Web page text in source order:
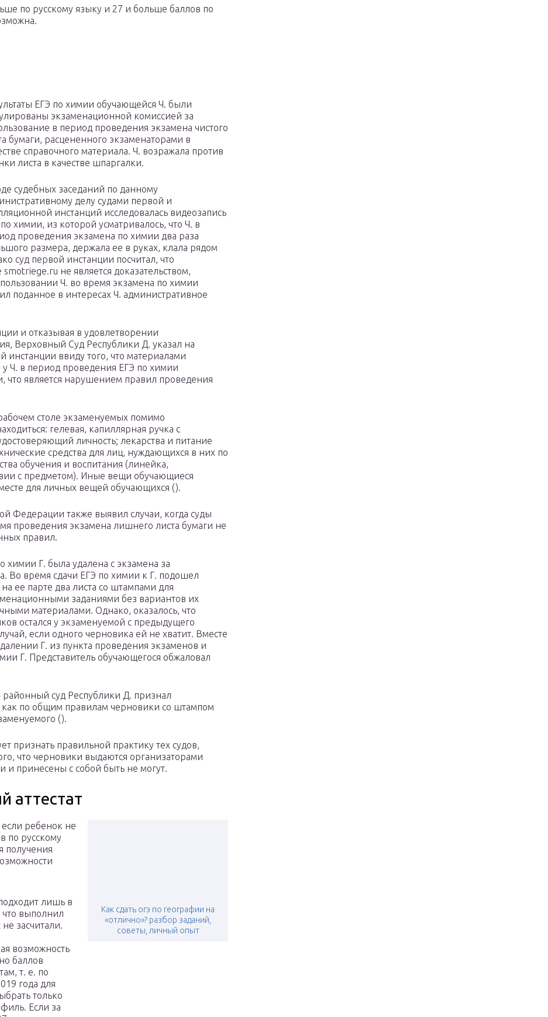
по русскому языку и 27 и больше баллов по
ЕГЭ по химии обучающейся Ч. были
экзаменационной комиссией за
в период проведения экзамена чистого
бумаги, расцененного экзаменаторами в
справочного материала. Ч. возражала против
листа в качестве шпаргалки.
судебных заседаний по данному
делу судами первой и
инстанций исследовалась видеозапись
химии, из которой усматривалось, что Ч. в
проведения экзамена по химии два раза
размера, держала ее в руках, клала рядом
суд первой инстанции посчитал, что
не является доказательством,
Ч. во время экзамена по химии
поданное в интересах Ч. административное
и отказывая в удовлетворении
Верховный Суд Республики Д. указал на
инстанции ввиду того, что материалами
Ч. в период проведения ЕГЭ по химии
что является нарушением правил проведения
столе экзаменуемых помимо
гелевая, капиллярная ручка с
личность; лекарства и питание
средства для лиц, нуждающихся в них по
обучения и воспитания (линейка,
с предметом). Иные вещи обучающиеся
для личных вещей обучающихся ().
Федерации также выявил случаи, когда суды
проведения экзамена лишнего листа бумаги не
правил.
Г. была удалена с экзамена за
Во время сдачи ЕГЭ по химии к Г. подошел
ее парте два листа со штампами для
заданиями без вариантов их
материалами. Однако, оказалось, что
остался у экзаменуемой с предыдущего
если одного черновика ей не хватит. Вместе
Г. из пункта проведения экзаменов и
Г. Представитель обучающегося обжаловал
районный суд Республики Д. признал
по общим правилам черновики со штампом
().
признать правильной практику тех судов,
что черновики выдаются организаторами
принесены с собой быть не могут.
аттестат
Как сдать огэ по географии на
«отлично»? разбор заданий,
советы, личный опыт
ребенок не
по русскому
получения
лишь в
что выполнил
засчитали.
возможность
баллов
т. е. по
года для
только
Если за